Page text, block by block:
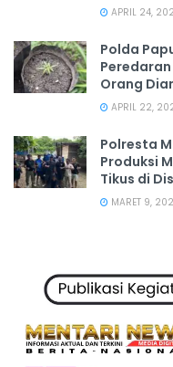
APRIL 24,
Polda
Orang
APRIL 22,
Polresta
Produksi
Tikus di
MARET 9,